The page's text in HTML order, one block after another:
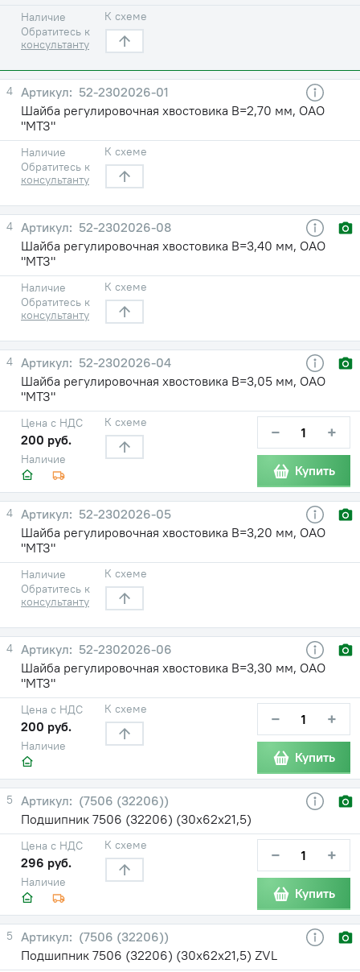
Наличие
Обратитесь к
консультанту
К схеме
4
52-2302026-01
Шайба регулировочная хвостовика В=2,70 мм, ОАО
"МТЗ"
Наличие
Обратитесь к
консультанту
К схеме
4
52-2302026-08
Шайба регулировочная хвостовика В=3,40 мм, ОАО
"МТЗ"
Наличие
Обратитесь к
консультанту
К схеме
4
52-2302026-04
Шайба регулировочная хвостовика В=3,05 мм, ОАО
"МТЗ"
Наличие
Цена с НДС
200 руб.
К схеме − +
Купить
4
52-2302026-05
Шайба регулировочная хвостовика В=3,20 мм, ОАО
"МТЗ"
Наличие
Обратитесь к
консультанту
К схеме
4
52-2302026-06
Шайба регулировочная хвостовика В=3,30 мм, ОАО
"МТЗ"
Наличие
Цена с НДС
200 руб.
К схеме − +
Купить
5
(7506 (32206))
Подшипник 7506 (32206) (30х62х21,5)
Наличие
Цена с НДС
296 руб.
К схеме − +
Купить
5
(7506 (32206))
Подшипник 7506 (32206) (30х62х21,5) ZVL